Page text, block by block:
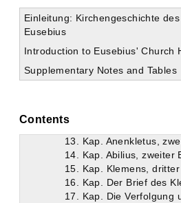
Einleitung: Kirchengeschichte des
Eusebius
Introduction to Eusebius' Church
Supplementary Notes and Tables
Contents
4. Kap. Die ersten
6. Kap. Die Hungersnot
7. Kap. Die
8. Kap. Die Zeichen vor
13. Kap. Anenkletus,
14. Kap. Abilius, zweiter
15. Kap. Klemens,
16. Kap. Der Brief des
17. Kap. Die Verfolgung